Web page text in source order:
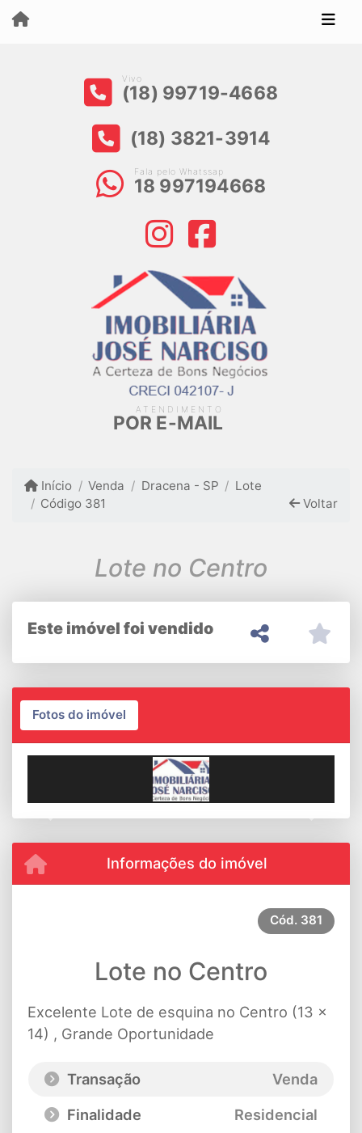
Vivo
(18) 99719-4668
(18) 3821-3914
Fala pelo Whatssap
18 997194668
ATENDIMENTO
POR E-MAIL
Início Venda Dracena - SP
Lote
Código 381
Voltar
Lote no Centro
Este imóvel foi vendido
Fotos do imóvel
Informações do imóvel
Cód. 381
Lote no Centro
Excelente Lote de esquina no Centro (13 x
14) , Grande Oportunidade
Transação
Venda
Finalidade
Residencial